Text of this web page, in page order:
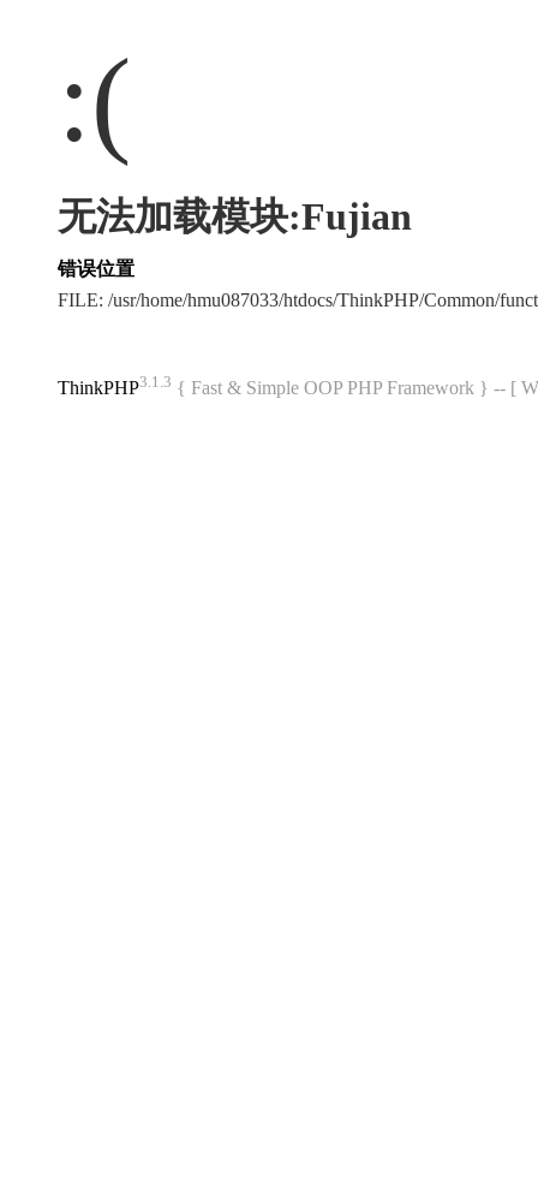
:(
无法加载模块:Fujian
错误位置
FILE: /usr/home/hmu087033/htdocs/ThinkPHP/Common/
ThinkPHP3.1.3 { Fast & Simple OOP PHP Framework } -- [